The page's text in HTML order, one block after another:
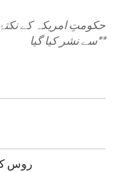
حکومتِ امریکہ کے
سے نشر کیا گیا**
روس